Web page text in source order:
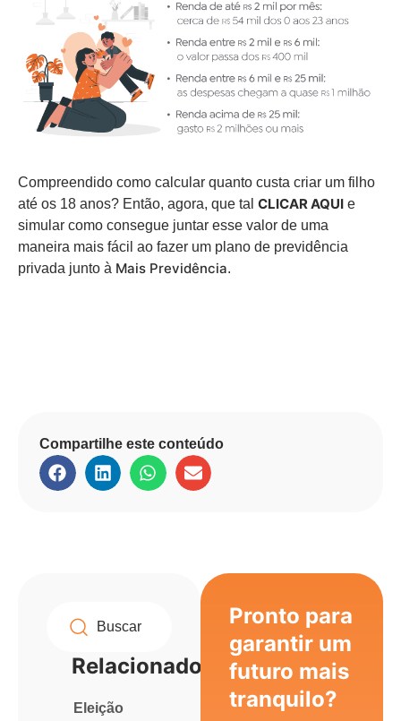
Compreendido como calcular quanto custa criar um filho
até os 18 anos? Então, agora, que tal CLICAR AQUI e
simular como consegue juntar esse valor de uma
maneira mais fácil ao fazer um plano de previdência
privada junto à Mais Previdência.
Compartilhe este conteúdo
Relacionados
Eleição
Pronto para
garantir um
futuro mais
tranquilo?